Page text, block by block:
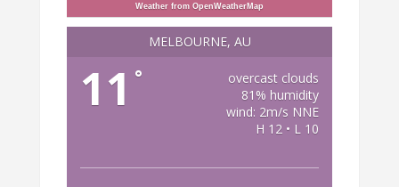
Weather from OpenWeatherMap
MELBOURNE, AU
11 °
overcast clouds
81% humidity
wind: 2m/s NNE
H 12 • L 10